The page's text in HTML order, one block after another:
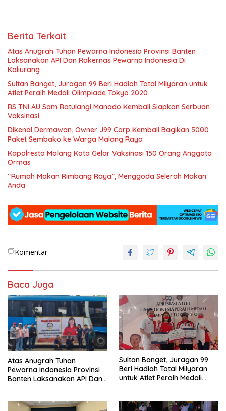
Berita Terkait
Atas Anugrah Tuhan Pewarna Indonesia Provinsi Banten
Laksanakan API Dan Rakernas Pewarna Indonesia Di
Kaliurang
Sultan Banget, Juragan 99 Beri Hadiah Total Milyaran untuk
Atlet Peraih Medali Olimpiade Tokyo 2020
RS TNI AU Sam Ratulangi Manado Kembali Siapkan Serbuan
Vaksinasi
Dikenal Dermawan, Owner J99 Corp Kembali Bagikan 5000
Paket Sembako ke Warga Malang Raya
Kapolresta Malang Kota Gelar Vaksinasi 150 Orang Anggota
Ormas
“Rumah Makan Rimbang Raya”, Menggoda Selerah Makan
Anda
Komentar
Baca Juga
Atas Anugrah Tuhan
Pewarna Indonesia Provinsi
Banten Laksanakan API Dan
Sultan Banget, Juragan 99
Beri Hadiah Total Milyaran
untuk Atlet Peraih Medali